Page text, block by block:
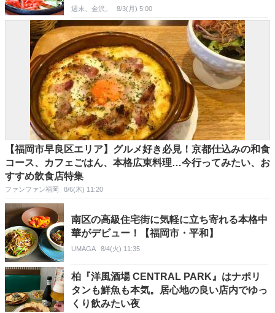
♪【NEW OPEN】
週末、金沢。 8/3(月) 5:00
【福岡市早良区エリア】グルメ好き必見！京都仕込みの和食
コース、カフェごはん、本格広東料理…今行ってみたい、お
すすめ飲食店特集
ファンファン福岡 8/6(木) 11:20
南区の高級住宅街に気軽に立ち寄れる本格中
華がデビュー！【福岡市・平和】
UMAGA 8/4(火) 11:35
柏『洋風酒場 CENTRAL PARK』はナポリ
タンも鮮魚も本気。居心地の良い店内でゆっ
くり飲みたい夜